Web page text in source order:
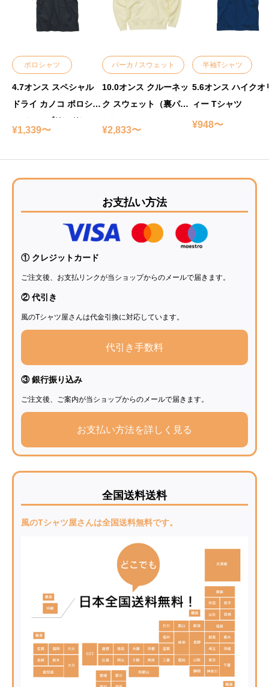
ポロシャツ
4.7オンス スペシャル
ドライ カノコ ポロシャ
ツ（ローブリード）
¥1,339〜
パーカ / スウェット
10.0オンス クルーネッ
ク スウェット（裏パイ
ル）
¥2,833〜
半袖Tシャツ
5.6オンス ハイクオ
ィー Tシャツ
¥948〜
お支払い方法
① クレジットカード
ご注文後、お支払リンクが当ショップからのメールで届きます。
② 代引き
風のTシャツ屋さんは代金引換に対応しています。
代引き手数料
③ 銀行振り込み
ご注文後、ご案内が当ショップからのメールで届きます。
お支払い方法を詳しく見る
全国送料送料
風のTシャツ屋さんは全国送料無料です。